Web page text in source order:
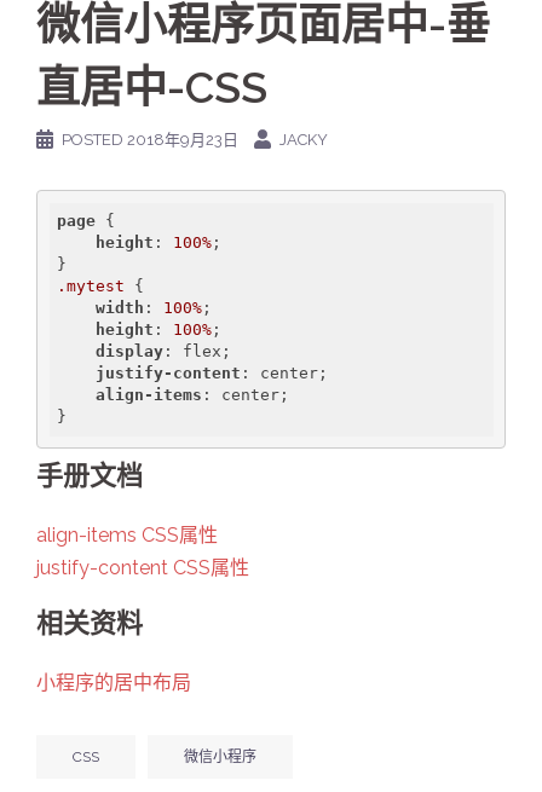
微信小程序页面居中-垂
直居中-CSS
POSTED 2018年9月23日 JACKY
page {
height : 100% ;
.mytest {
width : 100% ;
height : 100% ;
display : flex;
justify-content : center;
align-items : center;
手册文档
align-items CSS属性
justify-content CSS属性
相关资料
小程序的居中布局
CSS 微信小程序